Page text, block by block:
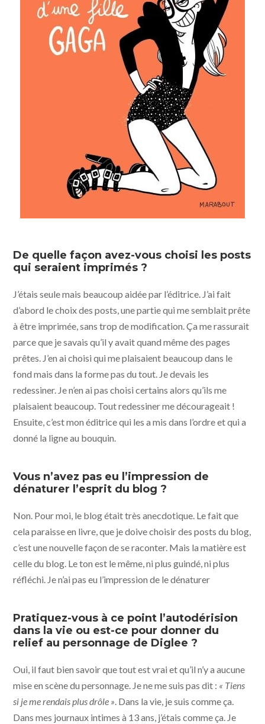
De quelle façon avez-vous choisi les posts
qui seraient imprimés ?
J’étais seule mais beaucoup aidée par l’éditrice. J’ai fait
d’abord le choix des posts, une partie qui me semblait prête
à être imprimée, sans trop de modification. Ça me rassurait
parce que je savais qu’il y avait quand même des pages
prêtes. J’en ai choisi qui me plaisaient beaucoup dans le
fond mais dans la forme pas du tout. Je devais les
redessiner. Je n’en ai pas choisi certains alors qu’ils me
plaisaient beaucoup. Tout redessiner me décourageait !
Ensuite, c’est mon éditrice qui les a mis dans l’ordre et qui a
donné la ligne au bouquin.
Vous n’avez pas eu l’impression de
dénaturer l’esprit du blog ?
Non. Pour moi, le blog était très anecdotique. Le fait que
cela paraisse en livre, que je doive choisir des posts du blog,
c’est une nouvelle façon de se raconter. Mais la matière est
celle du blog. Le ton est le même, ni plus guindé, ni plus
réfléchi. Je n’ai pas eu l’impression de le dénaturer
Pratiquez-vous à ce point l’autodérision
dans la vie ou est-ce pour donner du
relief au personnage de Diglee ?
Oui, il faut bien savoir que tout est vrai et qu’il n’y a aucune
mise en scène du personnage. Je ne me suis pas dit : « Tiens
si je me rendais plus drôle ». Dans la vie, je suis comme ça.
Dans mes journaux intimes à 13 ans, j’étais comme ça. Je